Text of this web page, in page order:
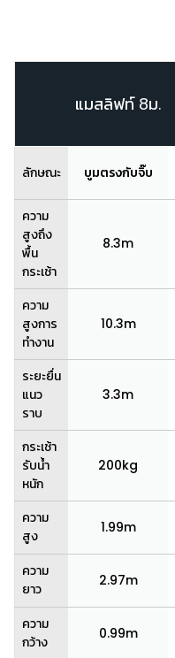
แมสลิฟท์ 8ม.
ลักษณะ บูมตรงกับจิ๊บ
ความ
สูงถึง
พื้น
กระเช้า
8.3m
ความ
สูงการ
ทำงาน
10.3m
ระยะยื่น
แนว
ราบ
3.3m
กระเช้า
รับน้ำ
หนัก
200kg
ความ
สูง
1.99m
ความ
ยาว
2.97m
ความ
กว้าง
0.99m